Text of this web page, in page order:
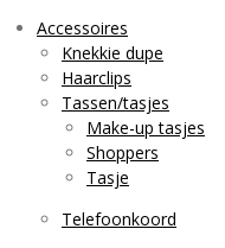
Accessoires
Knekkie dupe
Haarclips
Tassen/tasjes
Make-up tasjes
Shoppers
Tasje
Telefoonkoord